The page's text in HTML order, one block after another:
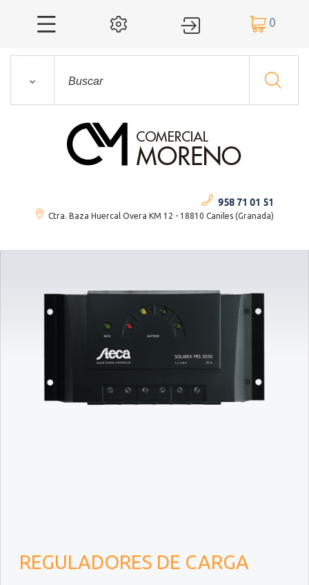
    0
958 71 01 51
Ctra. Baza Huercal Overa KM 12 - 18810 Caniles (Granada)
REGULADORES DE CARGA